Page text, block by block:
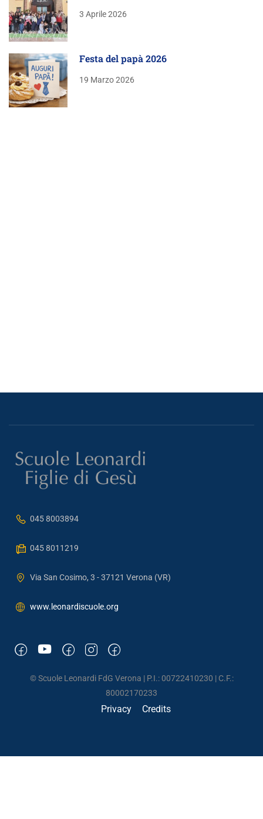
3 Aprile 2026
Festa del papà 2026
19 Marzo 2026
045 8003894
045 8011219
Via San Cosimo, 3 - 37121 Verona (VR)
www.leonardiscuole.org
© Scuole Leonardi FdG Verona | P.I.: 00722410230 | C.F.:
80002170233
Privacy Credits